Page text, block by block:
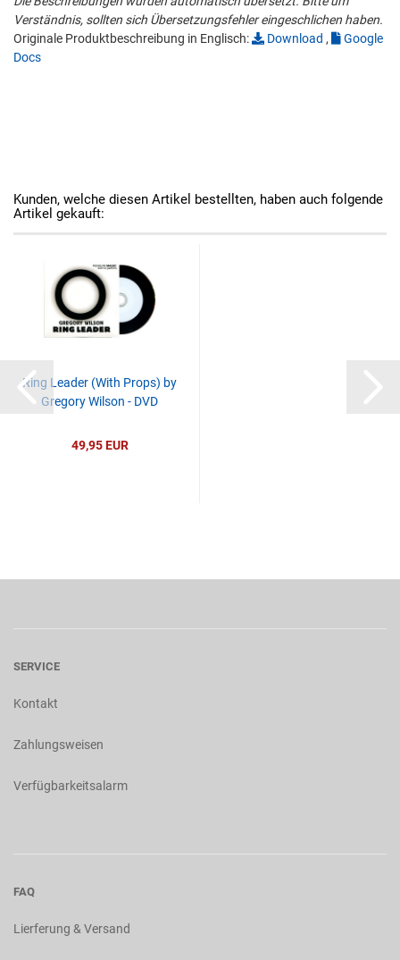
Verständnis, sollten sich Übersetzungsfehler eingeschlichen haben.
Originale Produktbeschreibung in Englisch:
Download ,
Google
Docs
Kunden, welche diesen Artikel bestellten, haben auch folgende
Artikel gekauft:
Ring Leader (With Props) by
Gregory Wilson - DVD
49,95 EUR
SERVICE
Kontakt
Zahlungsweisen
Verfügbarkeitsalarm
FAQ
Lierferung & Versand